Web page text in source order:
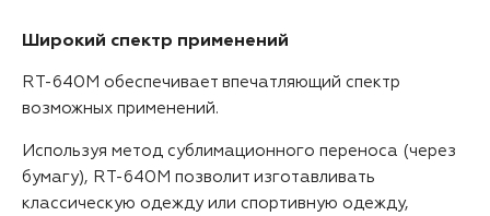
Широкий спектр применений
RT-640M обеспечивает впечатляющий спектр
возможных применений.
Используя метод сублимационного переноса (через
бумагу), RT-640M позволит изготавливать
классическую одежду или спортивную одежду,